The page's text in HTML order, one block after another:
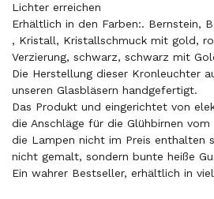
Lichter erreichen
Erhältlich in den Farben:. Bernstein,
, Kristall, Kristallschmuck mit gold,
Verzierung, schwarz, schwarz mit
Die Herstellung dieser Kronleuchter
unseren Glasbläsern handgefertigt.
Das Produkt und eingerichtet von
die Anschläge für die Glühbirnen vom
die Lampen nicht im Preis enthalten
nicht gemalt, sondern bunte heiße
Ein wahrer Bestseller, erhältlich in